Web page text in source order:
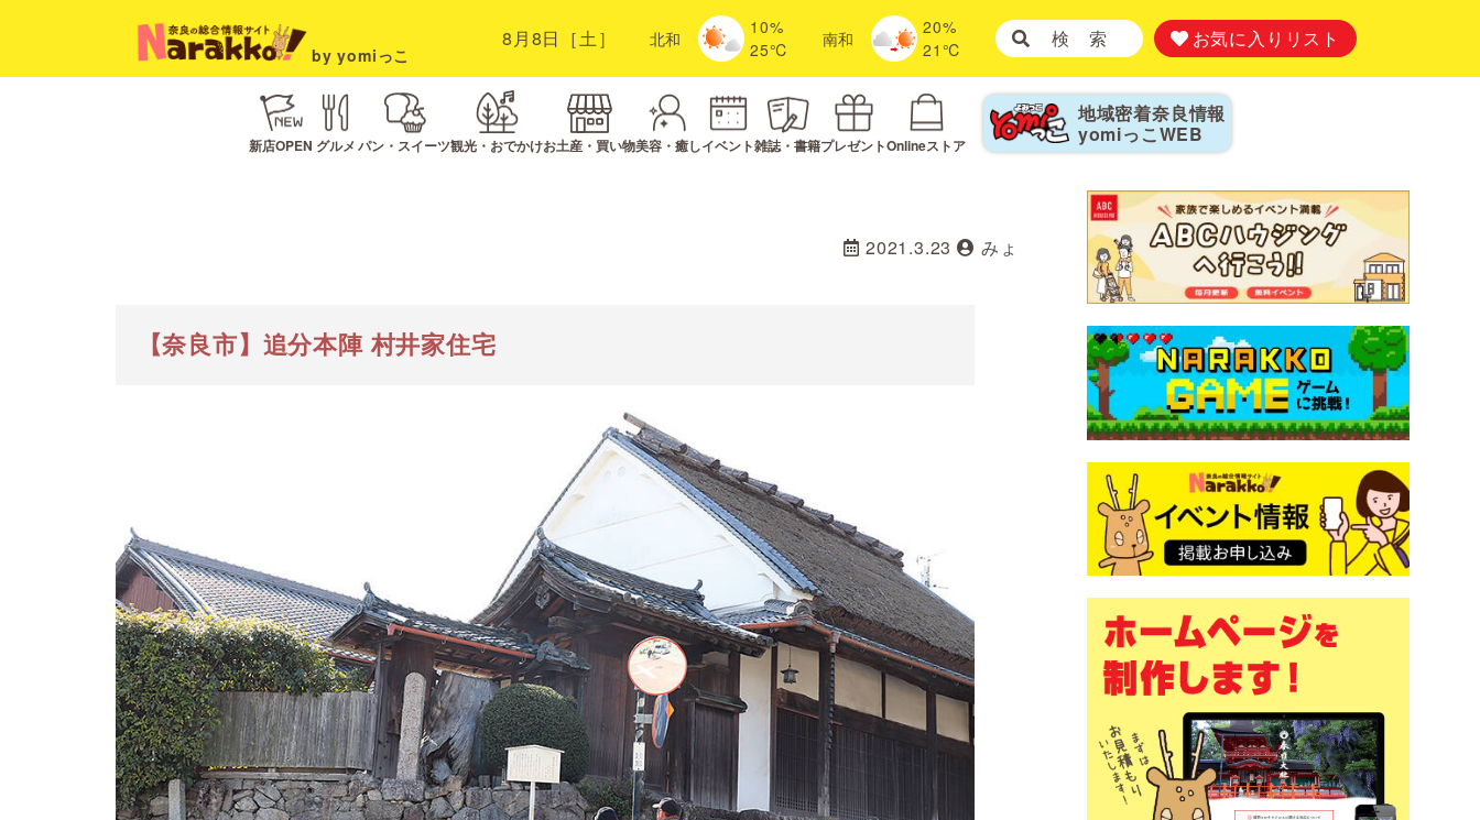
by yomiっこ
8月8日［土］ 北和
10%
25℃
南和
20%
21℃
検 索 お気に入りリスト
新店OPEN グルメ パン・スイーツ観光・おでかけお土産・買い物美容・癒しイベント雑誌・書籍プレゼントOnlineストア
地域密着奈良情報
yomiっこ WEB
2021.3.23 みょ
【奈良市】追分本陣 村井家住宅